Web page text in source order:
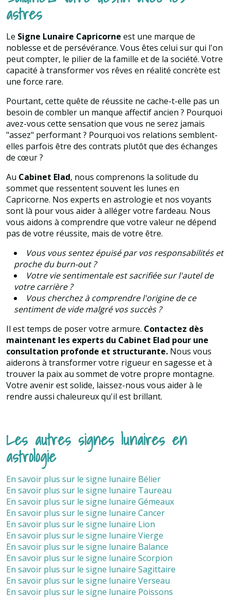
astres
Le Signe Lunaire Capricorne est une marque de
noblesse et de persévérance. Vous êtes celui sur qui l'on
peut compter, le pilier de la famille et de la société. Votre
capacité à transformer vos rêves en réalité concrète est
une force rare.
Pourtant, cette quête de réussite ne cache-t-elle pas un
besoin de combler un manque affectif ancien ? Pourquoi
avez-vous cette sensation que vous ne serez jamais
"assez" performant ? Pourquoi vos relations semblent-
elles parfois être des contrats plutôt que des échanges
de cœur ?
Au Cabinet Elad, nous comprenons la solitude du
sommet que ressentent souvent les lunes en
Capricorne. Nos experts en astrologie et nos voyants
sont là pour vous aider à alléger votre fardeau. Nous
vous aidons à comprendre que votre valeur ne dépend
pas de votre réussite, mais de votre être.
Vous vous sentez épuisé par vos responsabilités et
proche du burn-out ?
Votre vie sentimentale est sacrifiée sur l'autel de
votre carrière ?
Vous cherchez à comprendre l'origine de ce
sentiment de vide malgré vos succès ?
Il est temps de poser votre armure. Contactez dès
maintenant les experts du Cabinet Elad pour une
consultation profonde et structurante. Nous vous
aiderons à transformer votre rigueur en sagesse et à
trouver la paix au sommet de votre propre montagne.
Votre avenir est solide, laissez-nous vous aider à le
rendre aussi chaleureux qu'il est brillant.
Les autres signes lunaires en
astrologie
En savoir plus sur le signe lunaire Bélier
En savoir plus sur le signe lunaire Taureau
En savoir plus sur le signe lunaire Gémeaux
En savoir plus sur le signe lunaire Cancer
En savoir plus sur le signe lunaire Lion
En savoir plus sur le signe lunaire Vierge
En savoir plus sur le signe lunaire Balance
En savoir plus sur le signe lunaire Scorpion
En savoir plus sur le signe lunaire Sagittaire
En savoir plus sur le signe lunaire Verseau
En savoir plus sur le signe lunaire Poissons